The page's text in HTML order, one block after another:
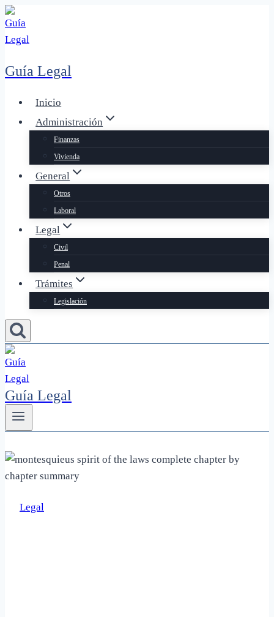
Saltar
al
contenido
Guía Legal
Inicio
Administración
Finanzas
Vivienda
General
Otros
Laboral
Legal
Civil
Penal
Trámites
Legislación
Guía Legal
Legal